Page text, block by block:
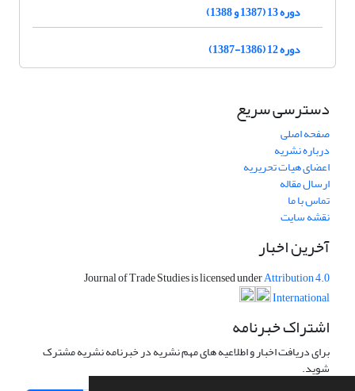
دوره 13 (1387 و 1388)
دوره 12 (1386-1387)
دسترسی سریع
صفحه اصلی
درباره نشریه
اعضای هیات تحریریه
ارسال مقاله
تماس با ما
نقشه سایت
آخرین اخبار
Journal of Trade Studies is licensed underAttribution 4.0
International
اشتراک خبرنامه
برای دریافت اخبار و اطلاعیه های مهم نشریه در خبرنامه نشریه مشترک
شوید.